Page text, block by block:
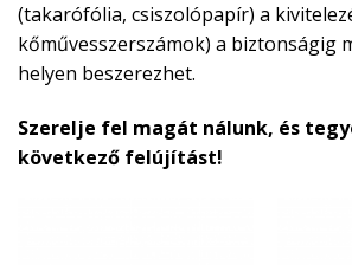
(takarófólia, csiszolópapír) a
kőművesszerszámok) a biztonságig
helyen beszerezhet.
Szerelje fel magát nálunk, és
következő felújítást!